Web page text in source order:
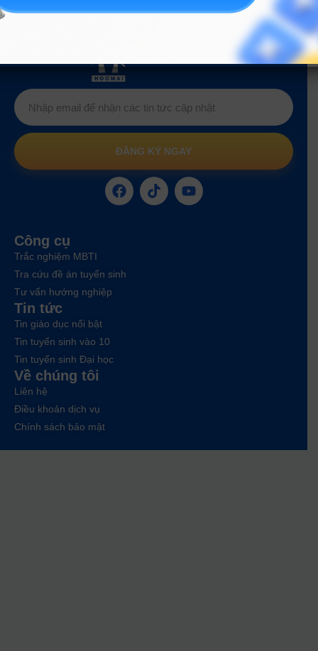
Hướng nghiệp
ĐĂNG KÝ NGAY
Công cụ
Trắc nghiệm MBTI
Tra cứu đề án tuyển sinh
Tư vấn hướng nghiệp
Tin tức
Tin giáo dục nổi bật
Tin tuyển sinh vào 10
Tin tuyển sinh Đại học
Về chúng tôi
Liên hệ
Điều khoản dịch vụ
Chính sách bảo mật